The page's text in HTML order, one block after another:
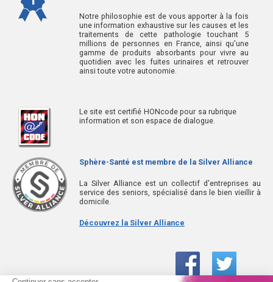
Notre philosophie est de vous apporter à la fois
une information exhaustive sur les causes et les
traitements de cette pathologie touchant 5
millions de personnes en France, ainsi qu'une
gamme de produits absorbants pour vivre au
quotidien avec les fuites urinaires et retrouver
ainsi toute votre autonomie.
Le site est certifié HONcode pour sa rubrique
information et son espace de dialogue.
Sphère-Santé est membre de la Silver Alliance
La Silver Alliance est un collectif d'entreprises au
service des seniors, spécialisé dans le bien vieillir à
domicile.
Découvrez la Silver Alliance